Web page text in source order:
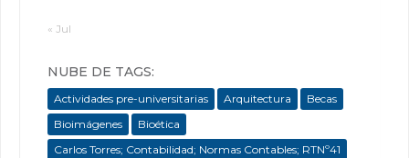
« Jul
NUBE DE TAGS:
Actividades pre-universitarias Arquitectura
Becas
Bioimágenes
Bioética
Carlos Torres; Contabilidad; Normas Contables; RTNº41